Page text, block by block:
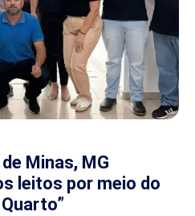
Minas, MG
leitos por meio do